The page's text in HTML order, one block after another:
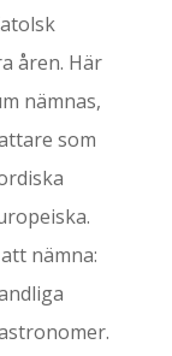
åren. Här
nämnas,
som
nämna: